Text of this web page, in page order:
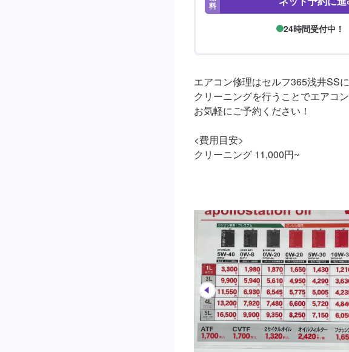
料
24時間受付中！
エアコン修理はセルフ365浅井SS
クリーニングを行うことでエアコ
お気軽にご予約ください！
<費用目安>
クリーニング 11,000円~